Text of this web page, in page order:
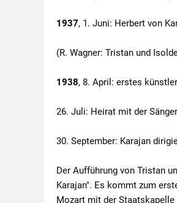
1937, 1. Juni: Herbert von
(R. Wagner: Tristan und
1938, 8. April: erstes
26. Juli: Heirat mit der
30. September: Karajan
Der Aufführung von Tristan
Karajan". Es kommt zum
Mozart mit der Staatskapelle